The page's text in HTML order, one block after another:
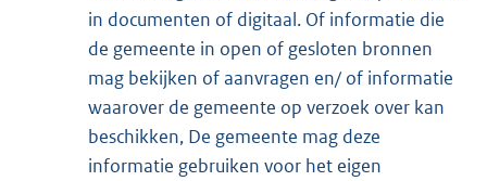
in documenten of digitaal. Of informatie die
de gemeente in open of gesloten bronnen
mag bekijken of aanvragen en/ of informatie
waarover de gemeente op verzoek over kan
beschikken, De gemeente mag deze
informatie gebruiken voor het eigen